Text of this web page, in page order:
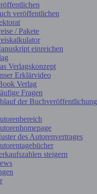
veröffentlichen
/ Pakete
einreichen
Verlagskonzept
Erklärvideo
Verlag
Fragen
der Buchveröffentlichung
des Autorenvertrages
steigern